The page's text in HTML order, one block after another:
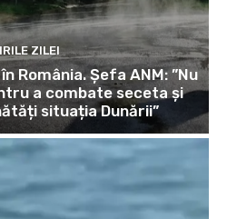
ZILEI
România. Șefa ANM: ”Nu
a combate seceta și
situația Dunării”